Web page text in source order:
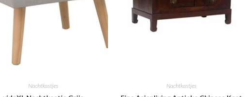
Nachtkastjes Nachtkastjes